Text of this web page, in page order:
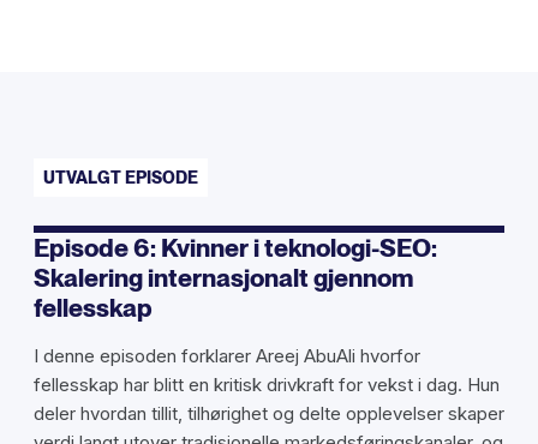
UTVALGT EPISODE
Episode 6: Kvinner i teknologi-SEO:
Skalering internasjonalt gjennom
fellesskap
I denne episoden forklarer Areej AbuAli hvorfor
fellesskap har blitt en kritisk drivkraft for vekst i dag. Hun
deler hvordan tillit, tilhørighet og delte opplevelser skaper